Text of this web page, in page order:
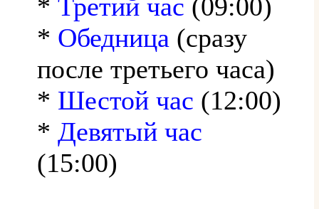
* Третий час (09:00)
* Обедница (сразу
после третьего часа)
* Шестой час (12:00)
* Девятый час
(15:00)